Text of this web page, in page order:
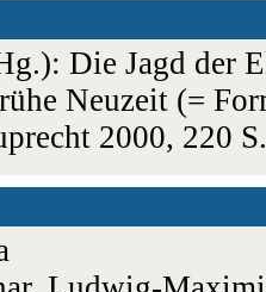
Die Jagd der
Neuzeit (=
2000, 220